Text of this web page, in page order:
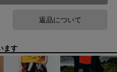
返品について
ます